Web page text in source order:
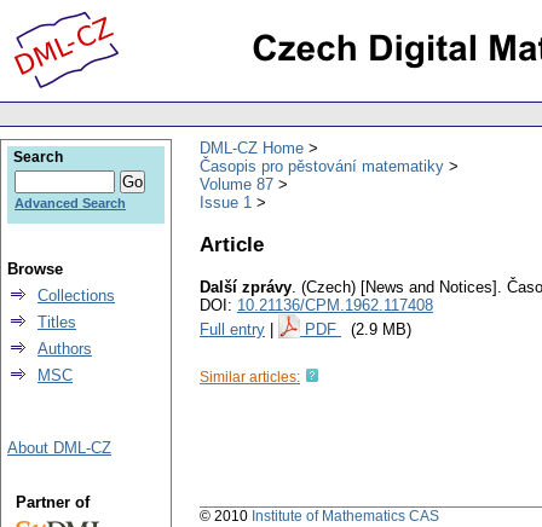
DML-CZ Home
Časopis pro pěstování matematiky
Volume 87
Issue 1
Article
Další zprávy. (Czech) [News and Notices].
DOI: 10.21136/CPM.1962.117408
Full entry
PDF (2.9 MB)
Similar articles:
Search
Advanced Search
Browse
Collections
Titles
Authors
MSC
About DML-CZ
Partner of
© 2010 Institute of Mathematics CAS